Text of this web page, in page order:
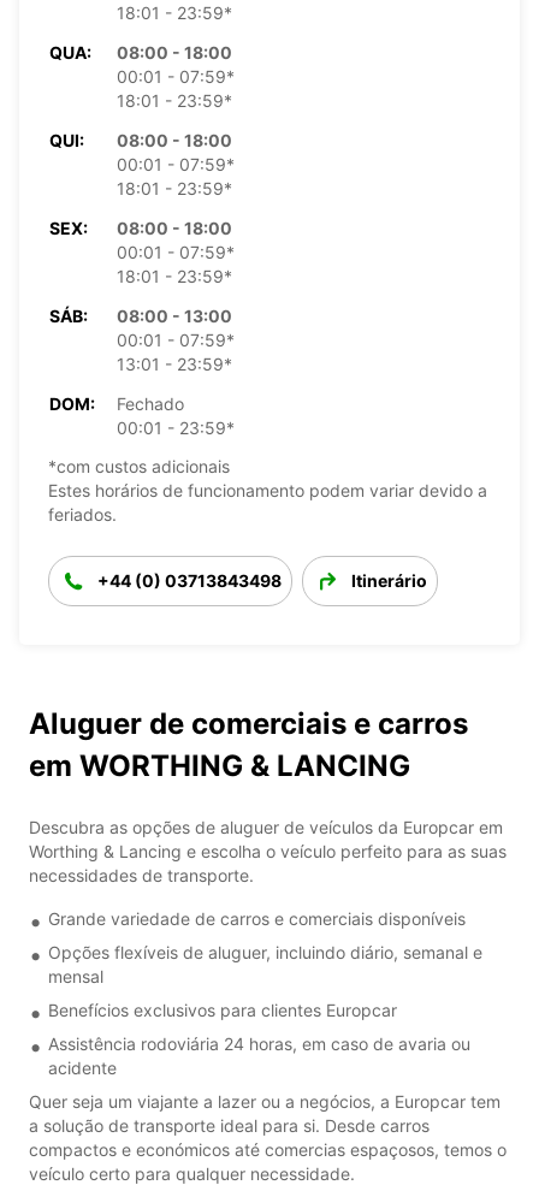
18:01 - 23:59*
QUA:
08:00 - 18:00
00:01 - 07:59*
18:01 - 23:59*
QUI:
08:00 - 18:00
00:01 - 07:59*
18:01 - 23:59*
SEX:
08:00 - 18:00
00:01 - 07:59*
18:01 - 23:59*
SÁB:
08:00 - 13:00
00:01 - 07:59*
13:01 - 23:59*
DOM:
Fechado
00:01 - 23:59*
*com custos adicionais
Estes horários de funcionamento podem variar devido a
feriados.
+44 (0) 03713843498 Itinerário
Aluguer de comerciais e carros
em WORTHING & LANCING
Descubra as opções de aluguer de veículos da Europcar em
Worthing & Lancing e escolha o veículo perfeito para as suas
necessidades de transporte.
Grande variedade de carros e comerciais disponíveis
Opções flexíveis de aluguer, incluindo diário, semanal e
mensal
Benefícios exclusivos para clientes Europcar
Assistência rodoviária 24 horas, em caso de avaria ou
acidente
Quer seja um viajante a lazer ou a negócios, a Europcar tem
a solução de transporte ideal para si. Desde carros
compactos e económicos até comercias espaçosos, temos o
veículo certo para qualquer necessidade.